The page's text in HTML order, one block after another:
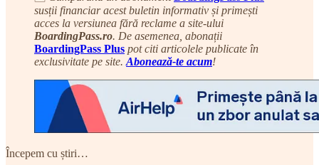
susții financiar acest buletin informativ și primești
acces la versiunea fără reclame a site-ului
BoardingPass.ro. De asemenea, abonații
BoardingPass Plus pot citi articolele publicate în
exclusivitate pe site. Abonează-te acum!
Începem cu știri…